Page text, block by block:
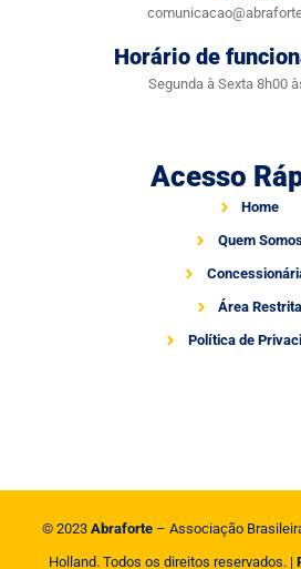
Horário de
Segunda à Sexta 8h00
Acesso
Home
Quem
Área Restrita
Política de
© 2023 Abraforte – Associação
Holland. Todos os direitos reservados. |